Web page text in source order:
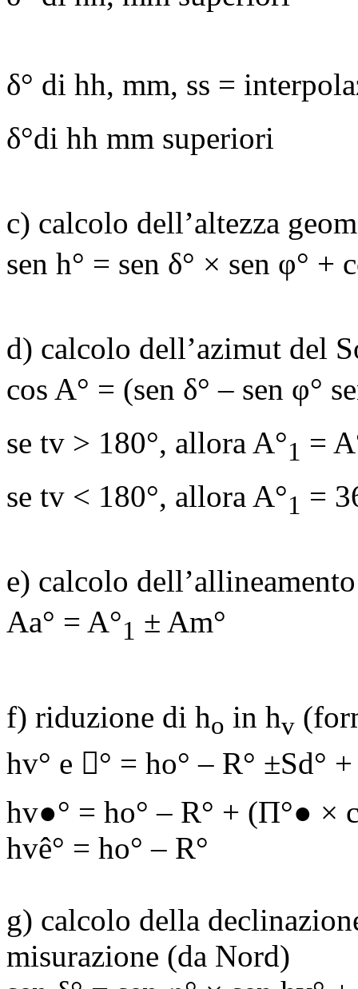
δ° di hh, mm, ss =
δ°di hh mm superiori
c) calcolo dell’altezza
sen h° = sen δ° × sen φ° +
d) calcolo dell’azimut del
cos A° = (sen δ° – sen φ°
se tv > 180°, allora A°1 = A
se tv < 180°, allora A°1 =
e) calcolo
Aa° = A°1 ± Am°
f) riduzione di ho in hv
hv° e ° = ho° – R° ±Sd°
hv●° = ho° – R° + (Π°● ×
hvê° = ho° – R°
g) calcolo della
misurazione (da Nord)